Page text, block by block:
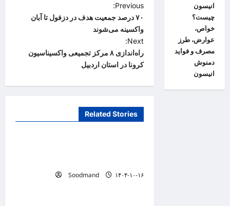
P
o
s
t
n
a
i
Previous:
۷۰ درصد جمعیت هدف در دزفول تا آبان
واکسینه می‌شوند
Next:
راه‌اندازی ۸ مرکز تجمیعی واکسیناسیون
کرونا در استان اردبیل
Related Stories
دانستنیهای پزشکی
Soodmand ۱۴۰۴-۱۰-۱۶
دانستنیهای پزشکی
انیسون
چیست؟
خواص،
عوارض، طرز
مصرف و فواید
دمنوش
انیسون